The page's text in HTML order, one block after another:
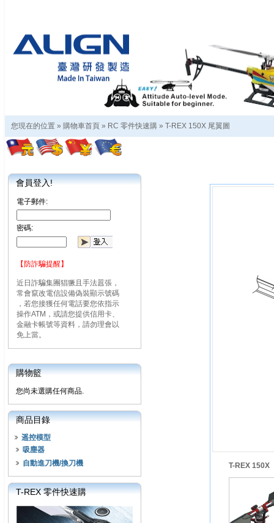
您現在的位置 » 購物車首頁 » RC 零件快速購 » T-REX 150X 尾翼圖
會員登入!
電子郵件:
密碼:
【防詐騙提醒】
近日詐騙集團猖獗且手法囂張，
常會竄改電信設備偽裝顯示號碼
，若您接獲任何電話要您依指示
操作ATM，或請您提供信用卡、
金融卡帳號等資料，請勿理會以
免上當。
購物籃
您尚未選購任何商品.
商品目錄
遥控模型
吸塵器
自動進刀機/換刀機
T-REX 零件快速購
T-REX 150X